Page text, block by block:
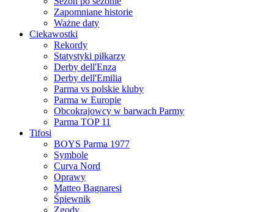
Zapomniane historie
Ważne daty
Ciekawostki
Rekordy
Statystyki piłkarzy
Derby dell'Enza
Derby dell'Emilia
Parma vs polskie kluby
Parma w Europie
Obcokrajowcy w barwach Parmy
Parma TOP 11
Tifosi
BOYS Parma 1977
Symbole
Curva Nord
Oprawy
Matteo Bagnaresi
Śpiewnik
Zgody